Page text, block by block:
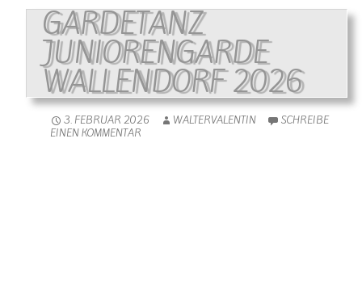
GARDETANZ
JUNIORENGARDE
WALLENDORF 2026
3. FEBRUAR 2026 WALTERVALENTIN
SCHREIBE
EINEN KOMMENTAR